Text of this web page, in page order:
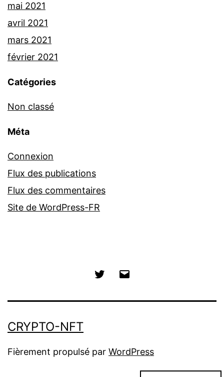
mai 2021
avril 2021
mars 2021
février 2021
Catégories
Non classé
Méta
Connexion
Flux des publications
Flux des commentaires
Site de WordPress-FR
Twitter
CRYPTO-NFT
Fièrement propulsé par WordPress